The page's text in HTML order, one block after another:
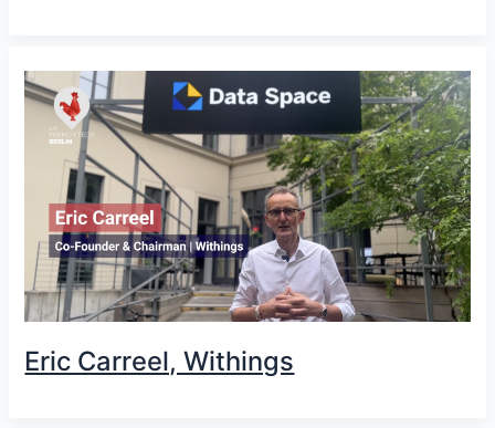
Eric Carreel, Withings